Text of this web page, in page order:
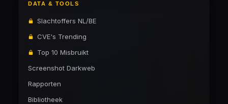
DATA & TOOLS
Slachtoffers NL/BE
CVE's Trending
Top 10 Misbruikt
Screenshot Darkweb
Rapporten
Bibliotheek